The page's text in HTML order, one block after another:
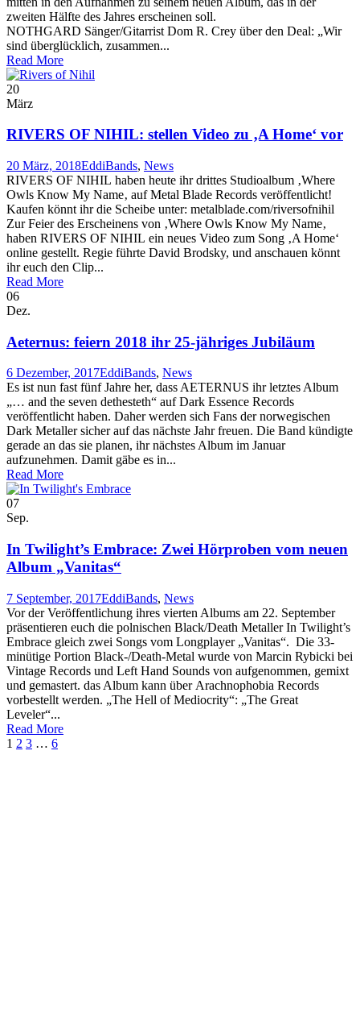
zweiten Hälfte des Jahres erscheinen soll.
NOTHGARD Sänger/Gitarrist Dom R. Crey über den Deal: „Wir
sind überglücklich, zusammen...
Read More
20
März
RIVERS OF NIHIL: stellen Video zu ‚A Home‘ vor
20 März, 2018EddiBands, News
RIVERS OF NIHIL haben heute ihr drittes Studioalbum ‚Where
Owls Know My Name‚ auf Metal Blade Records veröffentlicht!
Kaufen könnt ihr die Scheibe unter: metalblade.com/riversofnihil
Zur Feier des Erscheinens von ‚Where Owls Know My Name‚
haben RIVERS OF NIHIL ein neues Video zum Song ‚A Home‘
online gestellt. Regie führte David Brodsky, und anschauen könnt
ihr euch den Clip...
Read More
06
Dez.
Aeternus: feiern 2018 ihr 25-jähriges Jubiläum
6 Dezember, 2017EddiBands, News
Es ist nun fast fünf Jahre her, dass AETERNUS ihr letztes Album
„… and the seven dethesteth“ auf Dark Essence Records
veröffentlicht haben. Daher werden sich Fans der norwegischen
Dark Metaller sicher auf das nächste Jahr freuen. Die Band kündigte
gerade an das sie planen, ihr nächstes Album im Januar
aufzunehmen. Damit gäbe es in...
Read More
07
Sep.
In Twilight’s Embrace: Zwei Hörproben vom neuen
Album „Vanitas“
7 September, 2017EddiBands, News
Vor der Veröffentlichung ihres vierten Albums am 22. September
präsentieren euch die polnischen Black/Death Metaller In Twilight’s
Embrace gleich zwei Songs vom Longplayer „Vanitas“. Die 33-
minütige Portion Black-/Death-Metal wurde von Marcin Rybicki bei
Vintage Records und Left Hand Sounds von aufgenommen, gemixt
und gemastert. das Album kann über Arachnophobia Records
vorbestellt werden. „The Hell of Mediocrity“: „The Great
Leveler“...
Read More
1 2 3 … 6